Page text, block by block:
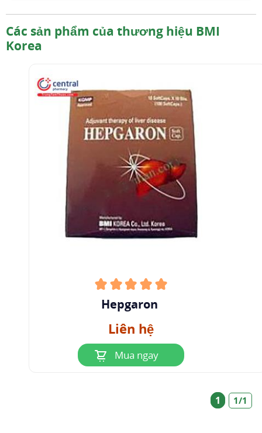
Các sản phẩm của thương hiệu BMI
Korea
Hepgaron
Liên hệ
Mua ngay
1 1/1